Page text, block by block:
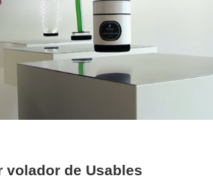
volador de Usables